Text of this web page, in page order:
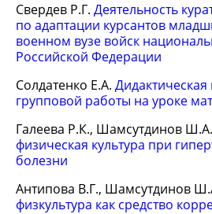
Свердев Р.Г. Деятельность
по адаптации курсантов
военном вузе войск
Российской Федерации
Солдатенко Е.А.
групповой работы на уроке
Галеева Р.К., Шамсутдинов Ш.А.
физическая культура при
болезни
Антипова В.Г., Шамсутдинов
физкультура как средство